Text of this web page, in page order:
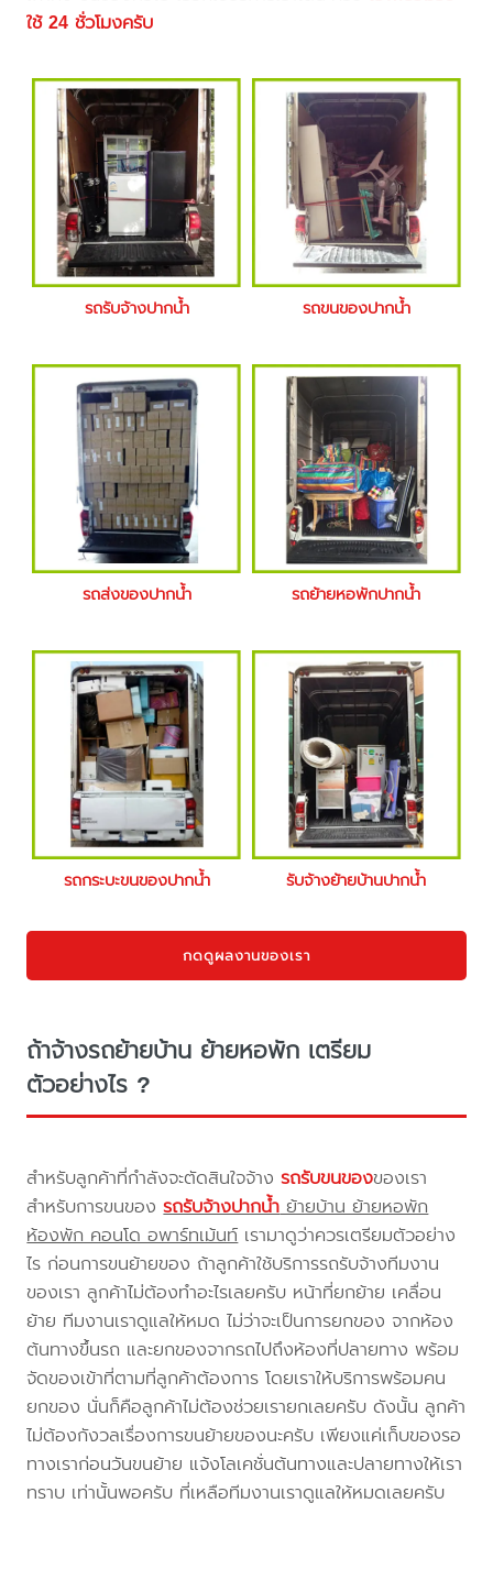
ใช้ 24 ชั่วโมงครับ
รถรับจ้างปากน้ำ รถขนของปากน้ำ
รถส่งของปากน้ำ รถย้ายหอพักปากน้ำ
รถกระบะขนของปากน้ำ รับจ้างย้ายบ้านปากน้ำ
กดดูผลงานของเรา
ถ้าจ้างรถย้ายบ้าน ย้ายหอพัก เตรียม
ตัวอย่างไร ?
สำหรับลูกค้าที่กำลังจะตัดสินใจจ้างรถรับขนของของเรา
สำหรับการขนของรถรับจ้างปากน้ำย้ายบ้าน ย้ายหอพัก
ห้องพัก คอนโด อพาร์ทเม้นท์เรามาดูว่าควรเตรียมตัวอย่าง
ไร ก่อนการขนย้ายของ ถ้าลูกค้าใช้บริการรถรับจ้างทีมงาน
ของเรา ลูกค้าไม่ต้องทำอะไรเลยครับ หน้าที่ยกย้าย เคลื่อน
ย้าย ทีมงานเราดูแลให้หมด ไม่ว่าจะเป็นการยกของ จากห้อง
ต้นทางขึ้นรถ และยกของจากรถไปถึงห้องที่ปลายทาง พร้อม
จัดของเข้าที่ตามที่ลูกค้าต้องการ โดยเราให้บริการพร้อมคน
ยกของ นั่นก็คือลูกค้าไม่ต้องช่วยเรายกเลยครับ ดังนั้น ลูกค้า
ไม่ต้องกังวลเรื่องการขนย้ายของนะครับ เพียงแค่เก็บของรอ
ทางเราก่อนวันขนย้าย แจ้งโลเคชั่นต้นทางและปลายทางให้เรา
ทราบ เท่านั้นพอครับ ที่เหลือทีมงานเราดูแลให้หมดเลยครับ